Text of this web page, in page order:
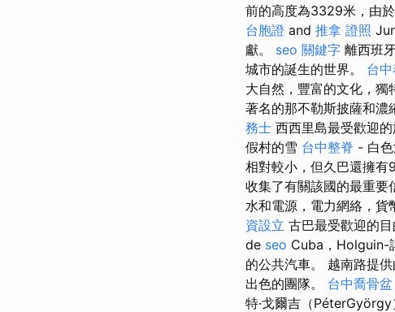
前的高度為3329米，由
台胞證 and 推拿 證照
獻。 seo 關鍵字 離西班
城市的誕生的世界。 台
大自然，豐富的文化，獨
著名的那不勒斯披薩和濃
務士 西西里島最受歡迎
假村的雪 台中整脊 - 白
相對較小，但久巴還擁有
收集了有關該國的最重要
水和電源，電力網絡，貨
資設立 古巴最受歡迎的
de seo Cuba，Holguin-
的公共汽車。 越南路提
出色的團隊。 台中喬骨盆
特·戈爾吉（PéterGyörgy